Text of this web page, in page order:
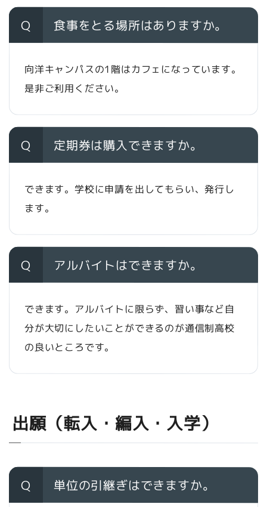
Q 食事をとる場所はありますか。
向洋キャンパスの1階はカフェになっています。
是非ご利用ください。
Q 定期券は購入できますか。
できます。学校に申請を出してもらい、発行し
ます。
Q アルバイトはできますか。
できます。アルバイトに限らず、習い事など自
分が大切にしたいことができるのが通信制高校
の良いところです。
出願（転入・編入・入学）
Q 単位の引継ぎはできますか。